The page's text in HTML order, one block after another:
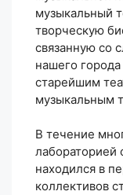
музыкальный
творческую
связанную со
нашего
старейшим
музыкальным
В течение
лабораторией
находился в
коллективов